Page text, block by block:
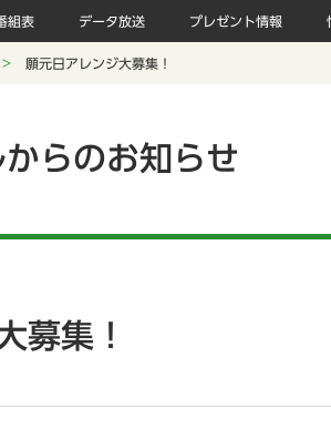
組表 データ放送 プレゼント情報
願元日アレンジ大募集！
らのお知らせ
募集！